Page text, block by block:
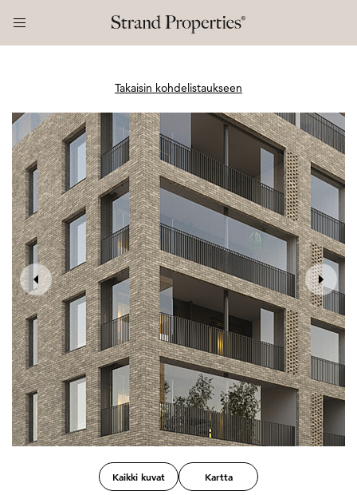
Takaisin kohdelistaukseen
Kaikki kuvat Kartta